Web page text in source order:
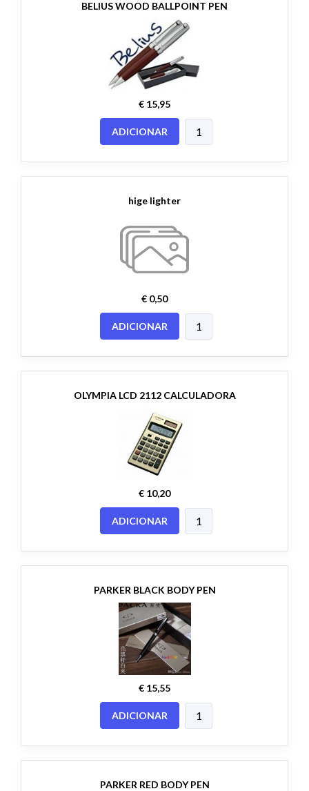
BELIUS WOOD BALLPOINT PEN
€ 15,95
ADICIONAR
hige lighter
€ 0,50
ADICIONAR
OLYMPIA LCD 2112 CALCULADORA
€ 10,20
ADICIONAR
PARKER BLACK BODY PEN
€ 15,55
ADICIONAR
PARKER RED BODY PEN